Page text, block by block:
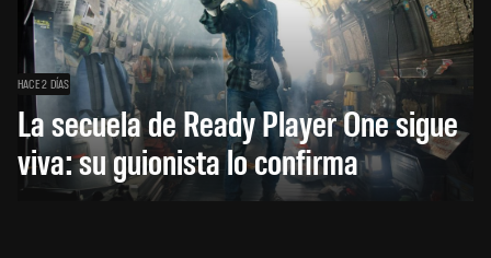
HACE 2 DÍAS
La secuela de Ready Player One sigue
viva: su guionista lo confirma